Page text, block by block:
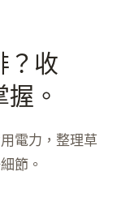
？收
。
電力，整理草
節。